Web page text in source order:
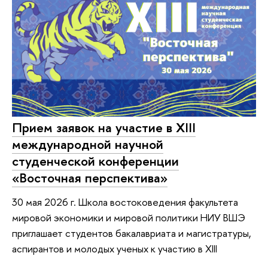
Прием заявок на участие в XIII
международной научной
студенческой конференции
«Восточная перспектива»
30 мая 2026 г. Школа востоковедения факультета
мировой экономики и мировой политики НИУ ВШЭ
приглашает студентов бакалавриата и магистратуры,
аспирантов и молодых ученых к участию в XIII